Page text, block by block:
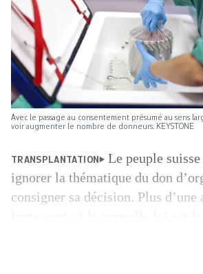
Avec le passage au consentement présumé au sens
voir augmenter le nombre de donneurs. KEYSTONE
TRANSPLANTATION
Le peuple
ignorer la thématique du don
consigner sa décision. Plus d’une